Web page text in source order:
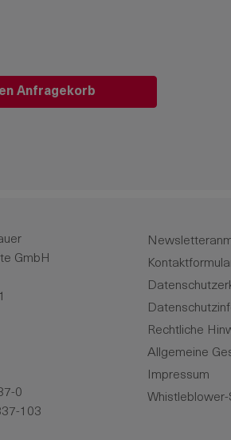
gewünschten Wert ein
Anfragekorb
GmbH
0
103
Rechtliche
Allgemeine
Impressum